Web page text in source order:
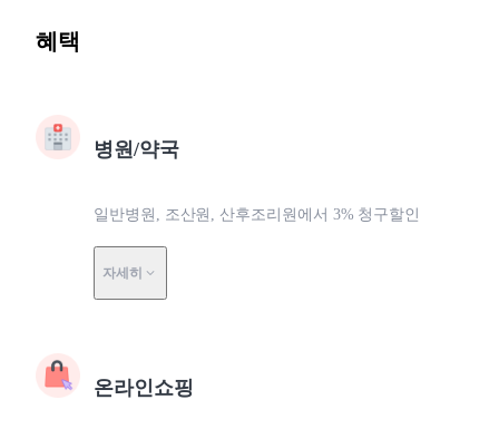
혜택
병원/약국
일반병원, 조산원, 산후조리원에서 3% 청구할인
자세히
온라인쇼핑